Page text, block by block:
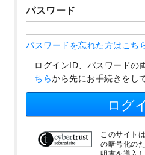
パスワード
パスワードを忘れた方はこち
ログインID、パスワードの
ちらから先にお手続きをし
ログ
このサイト
の暗号化の